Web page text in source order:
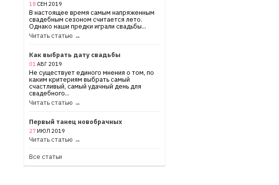
18 СЕН 2019
В настоящее время самым напряженным
свадебным сезоном считается лето.
Однако наши предки играли свадьбы...
Читать статью →
Как выбрать дату свадьбы
01 АВГ 2019
Не существует единого мнения о том, по
каким критериям выбрать самый
счастливый, самый удачный день для
свадебного...
Читать статью →
Первый танец новобрачных
27 ИЮЛ 2019
Читать статью →
Все статьи